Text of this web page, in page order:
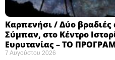
Καρπενήσι / Δύο
Σύμπαν, στο Κέντρο
Ευρυτανίας – ΤΟ
7 Αυγούστου 2026